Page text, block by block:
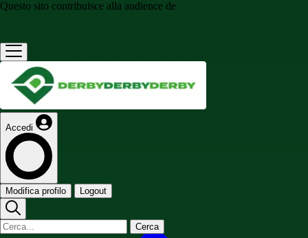
Questo sito contribuisce alla audience de
Accedi
Modifica profilo Logout
Cerca